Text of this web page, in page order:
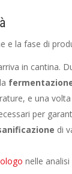
la fase di
in cantina.
e una
per
di
nelle